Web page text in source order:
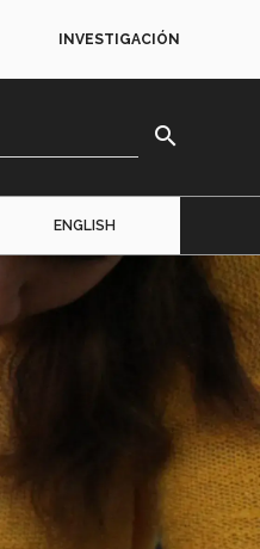
INVESTIGACIÓN
search
ENGLISH